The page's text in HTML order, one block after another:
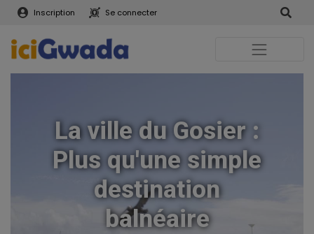
Inscription Se connecter
La ville du Gosier :
Plus qu'une simple
destination
balnéaire